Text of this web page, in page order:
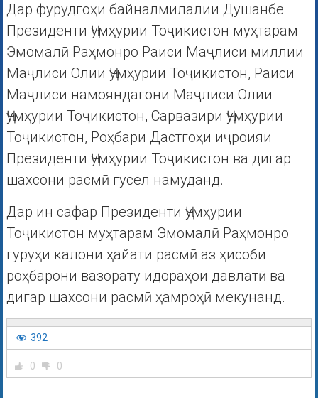
Дар фурудгоҳи байналмилалии Душанбе
Президенти Ҷумҳурии Тоҷикистон муҳтарам
Эмомалӣ Раҳмонро Раиси Маҷлиси миллии
Маҷлиси Олии Ҷумҳурии Тоҷикистон, Раиси
Маҷлиси намояндагони Маҷлиси Олии
Ҷумҳурии Тоҷикистон, Сарвазири Ҷумҳурии
Тоҷикистон, Роҳбари Дастгоҳи иҷроияи
Президенти Ҷумҳурии Тоҷикистон ва дигар
шахсони расмӣ гусел намуданд.
Дар ин сафар Президенти Ҷумҳурии
Тоҷикистон муҳтарам Эмомалӣ Раҳмонро
гуруҳи калони ҳайати расмӣ аз ҳисоби
роҳбарони вазорату идораҳои давлатӣ ва
дигар шахсони расмӣ ҳамроҳӣ мекунанд.
392
0 0